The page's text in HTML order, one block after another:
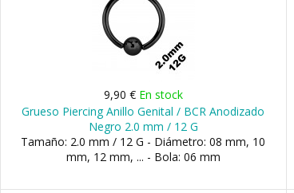
9,90 € En stock
Grueso Piercing Anillo Genital / BCR Anodizado
Negro 2.0 mm / 12 G
Tamaño: 2.0 mm / 12 G - Diámetro: 08 mm, 10
mm, 12 mm, ... - Bola: 06 mm